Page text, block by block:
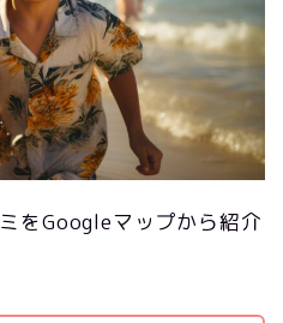
をGoogleマップから紹介